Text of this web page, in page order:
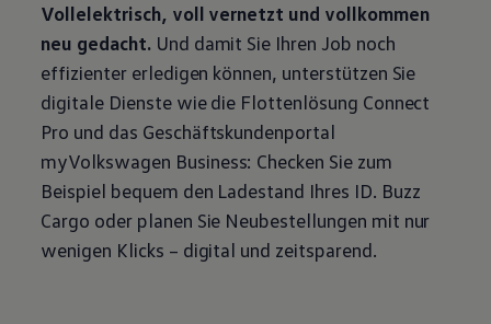
Vollelektrisch, voll vernetzt und vollkommen
neu gedacht. Und damit Sie Ihren Job noch
effizienter erledigen können, unterstützen Sie
digitale Dienste wie die Flottenlösung Connect
Pro und das Geschäftskundenportal
myVolkswagen Business: Checken Sie zum
Beispiel bequem den Ladestand Ihres ID. Buzz
Cargo oder planen Sie Neubestellungen mit nur
wenigen Klicks – digital und zeitsparend.